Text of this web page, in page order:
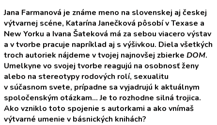
Jana Farmanová je známe meno na slovenskej aj českej
výtvarnej scéne, Katarína Janečková pôsobí v Texase a
New Yorku a Ivana Šateková má za sebou viacero výstav
a v tvorbe pracuje napríklad aj s výšivkou. Diela všetkých
troch autoriek nájdeme v tvojej najnovšej zbierke DOM.
Umelkyne vo svojej tvorbe reagujú na osobnosť ženy
alebo na stereotypy rodových rolí, sexualitu
v súčasnom svete, prípadne sa vyjadrujú k aktuálnym
spoločenským otázkam… Je to rozhodne silná trojica.
Ako vzniklo toto spojenie s autorkami a ako vnímaš
výtvarné umenie v básnických knihách?